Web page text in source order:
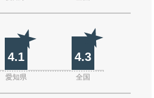
4.1 4.3
愛知県 全国